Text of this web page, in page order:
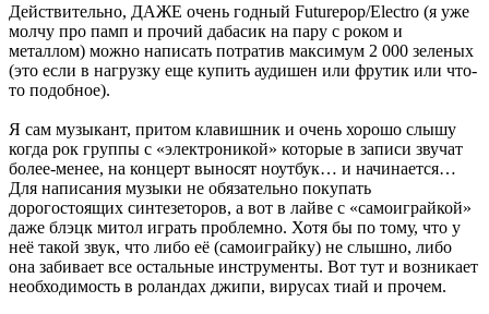
Действительно, ДАЖЕ очень годный Futurepop/Electro (я уже
молчу про памп и прочий дабасик на пару с роком и
металлом) можно написать потратив максимум 2 000 зеленых
(это если в нагрузку еще купить аудишен или фрутик или что-
то подобное).
Я сам музыкант, притом клавишник и очень хорошо слышу
когда рок группы с «электроникой» которые в записи звучат
более-менее, на концерт выносят ноутбук… и начинается…
Для написания музыки не обязательно покупать
дорогостоящих синтезеторов, а вот в лайве с «самоиграйкой»
даже блэцк митол играть проблемно. Хотя бы по тому, что у
неё такой звук, что либо её (самоиграйку) не слышно, либо
она забивает все остальные инструменты. Вот тут и возникает
необходимость в роландах джипи, вирусах тиай и прочем.